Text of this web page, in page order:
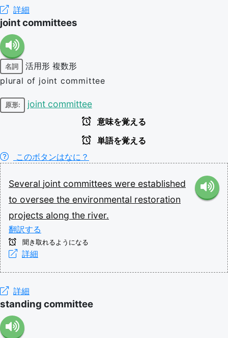
詳細
joint committees
名詞 活用形 複数形
plural of joint committee
原形: joint committee
意味を覚える
単語を覚える
このボタンはなに？
Several joint committees were established
to oversee the environmental restoration
projects along the river.
翻訳する
聞き取れるようになる
詳細
詳細
standing committee